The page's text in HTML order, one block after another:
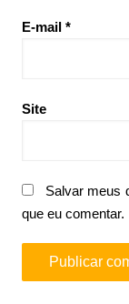
E-mail *
Site
Salvar meus
que eu comentar.